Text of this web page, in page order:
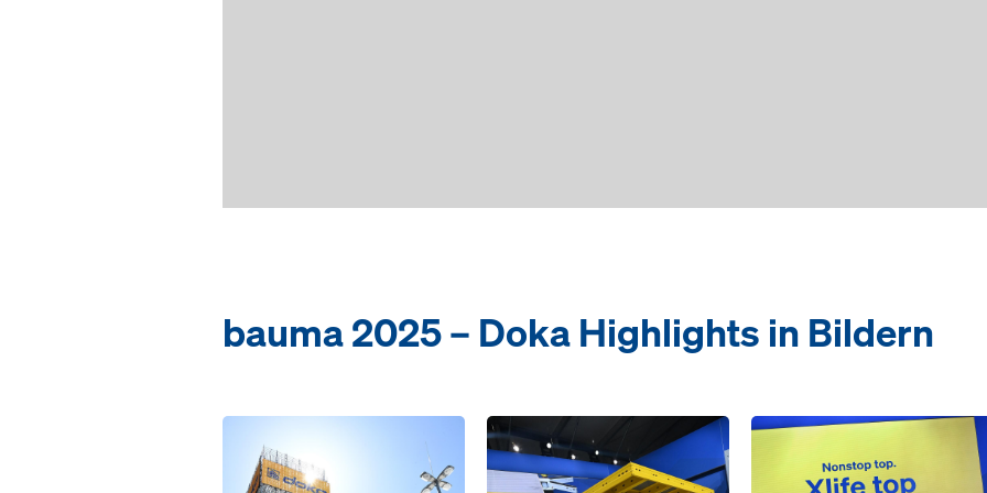
bauma 2025 – Doka Highlights in Bildern
Open Open Open